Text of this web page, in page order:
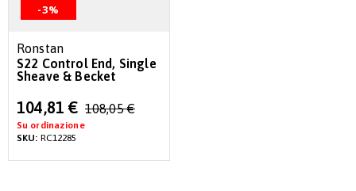
-3%
Ronstan
S22 Control End, Single
Sheave & Becket
Special
Price
104,81 € 108,05 €
Su ordinazione
SKU: RC12285